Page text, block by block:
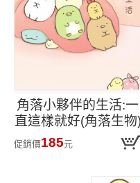
角落小夥伴的生活:一
直這樣就好(角落生物
促銷價185元